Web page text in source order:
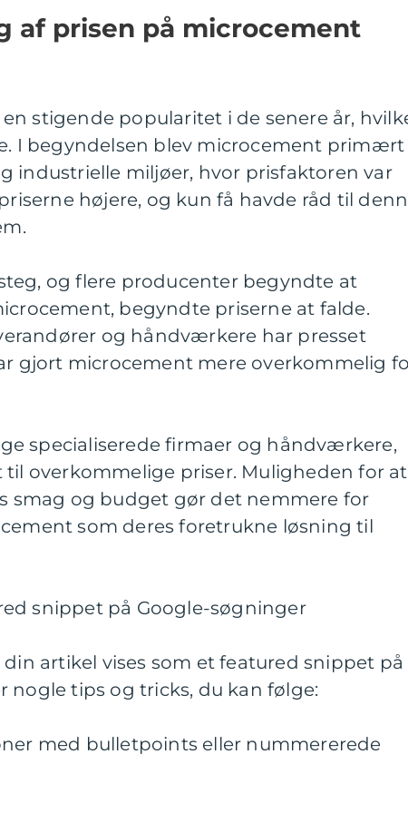
af prisen på microcement
stigende popularitet i de senere år,
I begyndelsen blev microcement primært
industrielle miljøer, hvor prisfaktoren var
højere, og kun få havde råd til
og flere producenter begyndte at
begyndte priserne at falde.
og håndværkere har presset
gjort microcement mere overkommelig
specialiserede firmaer og håndværkere,
overkommelige priser. Muligheden for at
smag og budget gør det nemmere for
som deres foretrukne løsning til
snippet på Google-søgninger
artikel vises som et featured snippet på
nogle tips og tricks, du kan følge:
med bulletpoints eller nummererede